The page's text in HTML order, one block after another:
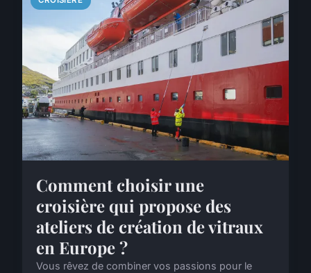
Comment choisir une
croisière qui propose des
ateliers de création de vitraux
en Europe ?
Vous rêvez de combiner vos passions pour le